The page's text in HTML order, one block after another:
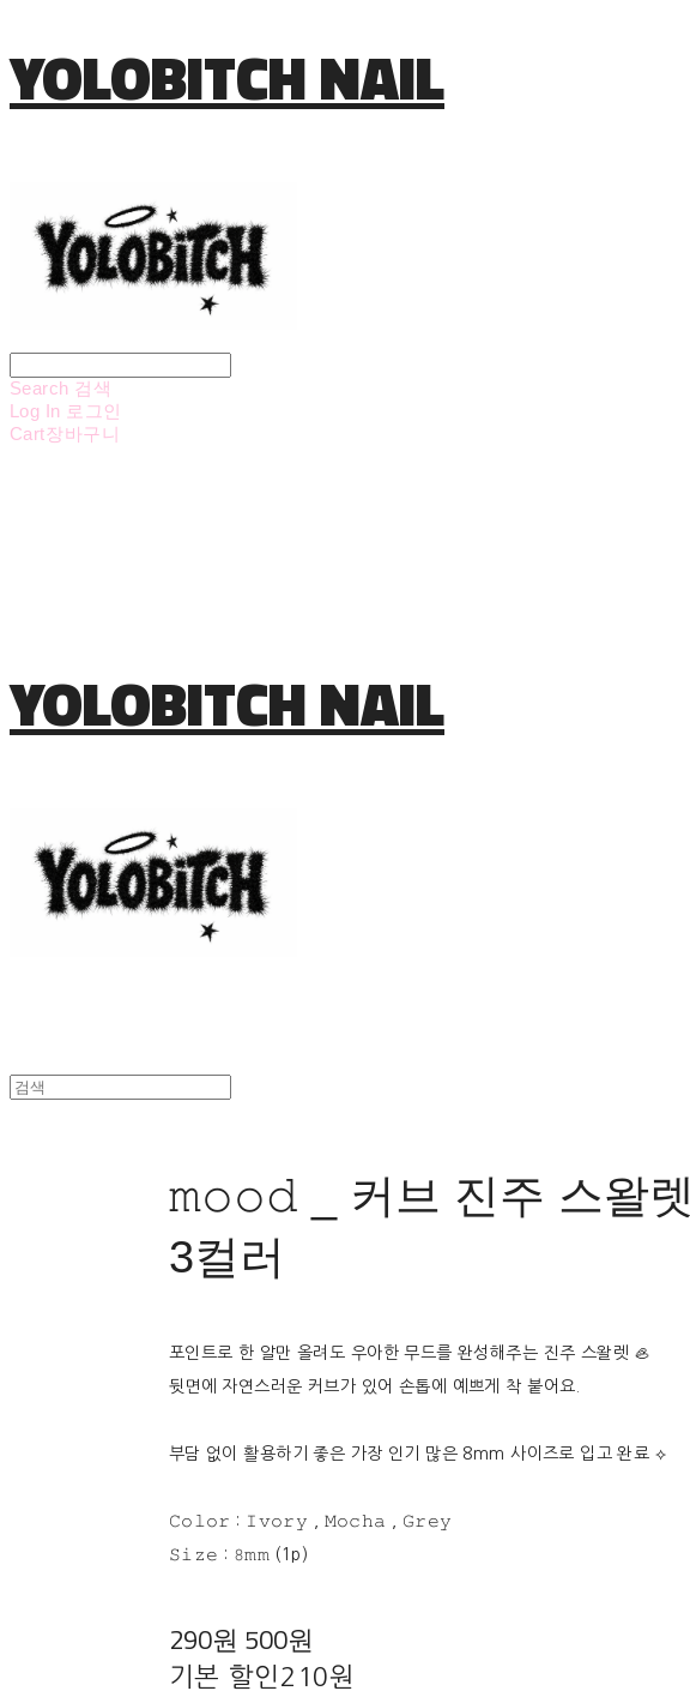
YOLOBITCH NAIL
Search 검색
Log In 로그인
Cart장바구니
YOLOBITCH NAIL
𝚖𝚘𝚘𝚍 _ 커브 진주 스왈렛
3컬러
포인트로 한 알만 올려도 우아한 무드를 완성해주는 진주 스왈렛 🦪
뒷면에 자연스러운 커브가 있어 손톱에 예쁘게 착 붙어요.
부담 없이 활용하기 좋은 가장 인기 많은 8mm 사이즈로 입고 완료 ⟡
𝙲𝚘𝚕𝚘𝚛 : 𝙸𝚟𝚘𝚛𝚢 , 𝙼𝚘𝚌𝚑𝚊 , 𝙶𝚛𝚎𝚢
𝚂𝚒𝚣𝚎 : 𝟾𝚖𝚖 (1p)
290원 500원
기본 할인 210원